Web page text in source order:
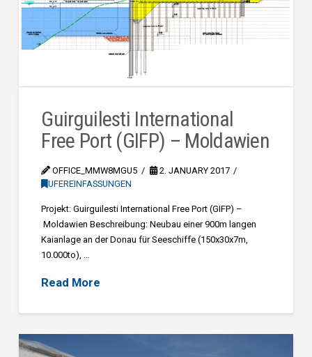
Guirguilesti International
Free Port (GIFP) – Moldawien
OFFICE_MMW8MGU5
2. JANUARY 2017
UFEREINFASSUNGEN
Projekt: Guirguilesti International Free Port (GIFP) –
Moldawien Beschreibung: Neubau einer 900m langen
Kaianlage an der Donau für Seeschiffe (150x30x7m,
10.000to), …
Read More